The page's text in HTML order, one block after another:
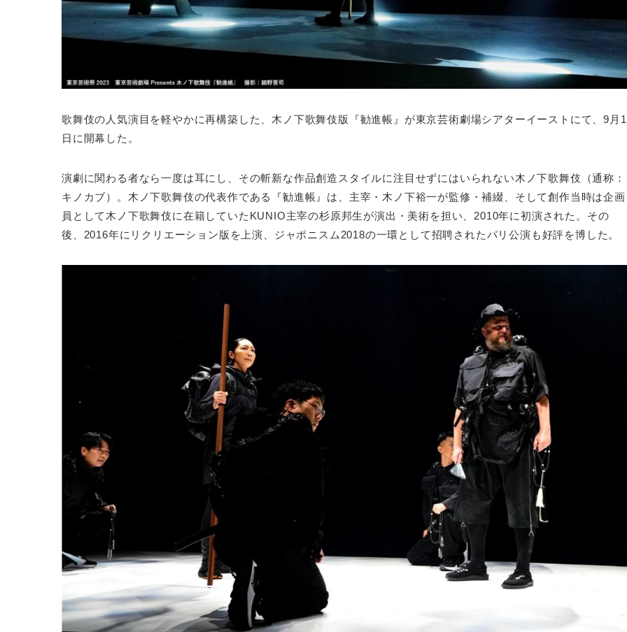
歌舞伎の人気演目を軽やかに再構築した、木ノ下歌舞伎版『勧進帳』が東京芸術劇場シアターイーストにて、9月1
日に開幕した。
演劇に関わる者なら一度は耳にし、その斬新な作品創造スタイルに注目せずにはいられない木ノ下歌舞伎（通称：
キノカブ）。木ノ下歌舞伎の代表作である『勧進帳』は、主宰・木ノ下裕一が監修・補綴、そして創作当時は企画
員として木ノ下歌舞伎に在籍していたKUNIO主宰の杉原邦生が演出・美術を担い、2010年に初演された。その
後、2016年にリクリエーション版を上演、ジャポニスム2018の一環として招聘されたパリ公演も好評を博した。